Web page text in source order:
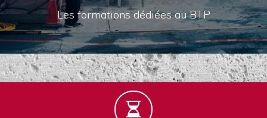
Les formations dédiées au BTP